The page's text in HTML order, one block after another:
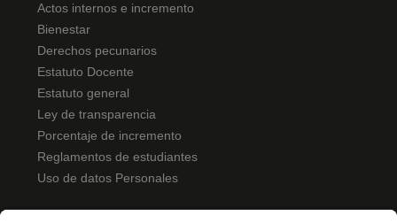
Actos internos e incremento
Bienestar
Derechos pecunarios
Estatuto Docente
Estatuto general
Ley de transparencia
Porcentaje de incremento
Reglamentos de estudiantes
Uso de datos Personales